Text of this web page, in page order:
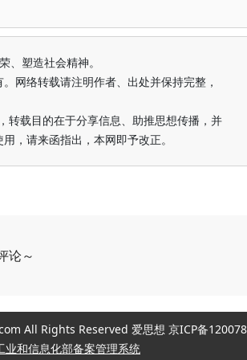
塑造社会精神。
网络转载请注明作者、出处并保持完整，
转载目的在于分享信息、助推思想传播，并
，请来函指出，本网即予改正。
论～
All Rights Reserved 爱思想 京ICP备
业和信息化部备案管理系统